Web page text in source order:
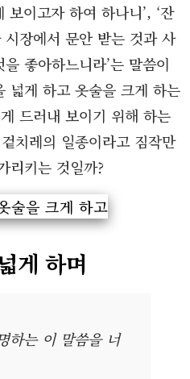
보이고자 하여 하나니’, ‘잔
장에서 문안 받는 것과 사
좋아하느니라’는 말씀이
넓게 하고 옷술을 크게 하는
드러내 보이기 위해 하는
치레의 일종이라고 짐작만
리키는 것일까?
게 하며
하는 이 말씀을 너